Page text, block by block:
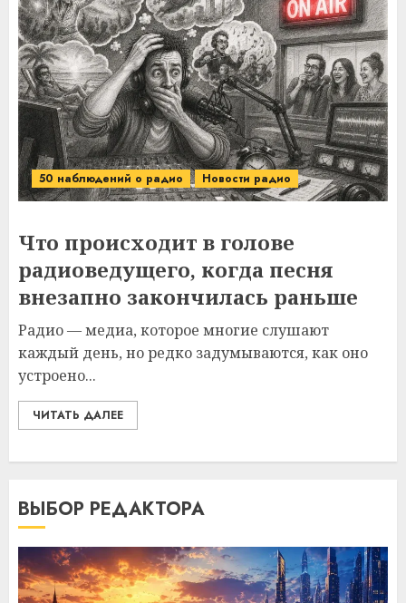
50 наблюдений о радио Новости радио
Что происходит в голове
радиоведущего, когда песня
внезапно закончилась раньше
Радио — медиа, которое многие слушают
каждый день, но редко задумываются, как оно
устроено...
ЧИТАТЬ ДАЛЕЕ
ВЫБОР РЕДАКТОРА